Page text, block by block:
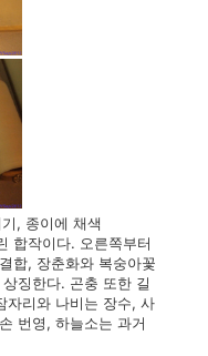
, 종이에 채색
합작이다. 오른쪽부터
합, 장춘화와 복숭아꽃
징한다. 곤충 또한 길
자리와 나비는 장수, 사
번영, 하늘소는 과거